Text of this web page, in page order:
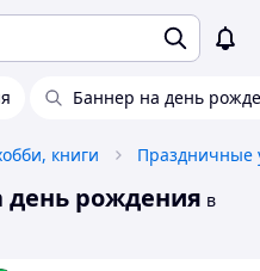
Баннер на день
книги Праздничные
день рождения в